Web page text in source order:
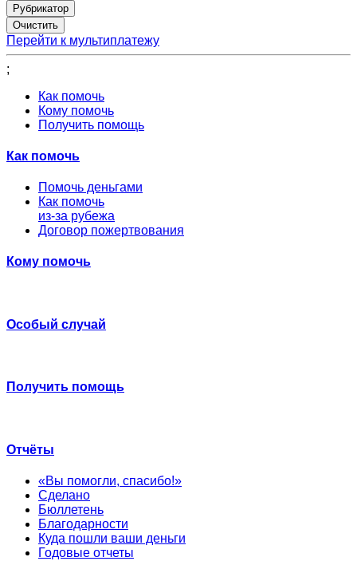
Рубрикатор
Перейти к мультиплатежу
;
Как помочь
Кому помочь
Получить помощь
Как помочь
Помочь деньгами
Как помочь
из-за рубежа
Договор пожертвования
Кому помочь
Особый случай
Получить помощь
Отчёты
«Вы помогли, спасибо!»
Сделано
Бюллетень
Благодарности
Куда пошли ваши деньги
Годовые отчеты